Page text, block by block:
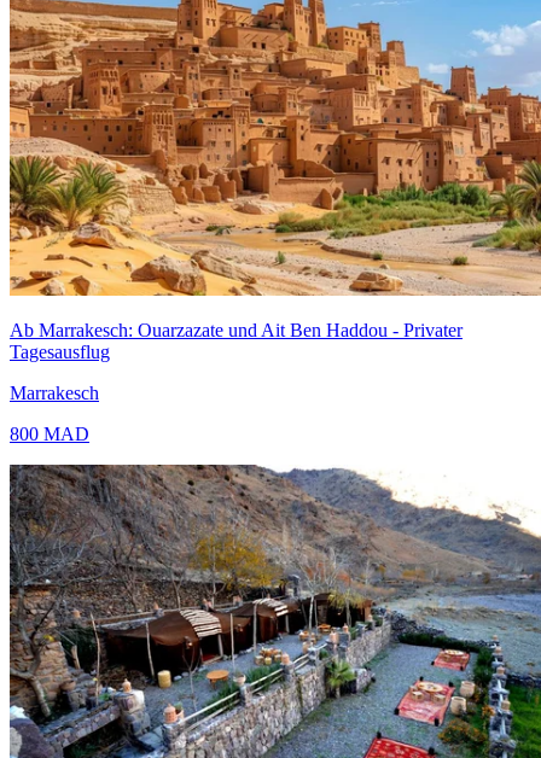
Ab Marrakesch: Ouarzazate und Ait Ben Haddou - Privater
Tagesausflug
Marrakesch
800 MAD